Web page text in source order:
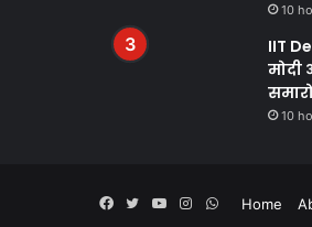
10
IIT
मोदी
10
Home
Facebook
TwitterYouTubeInstagram
WhatsApp